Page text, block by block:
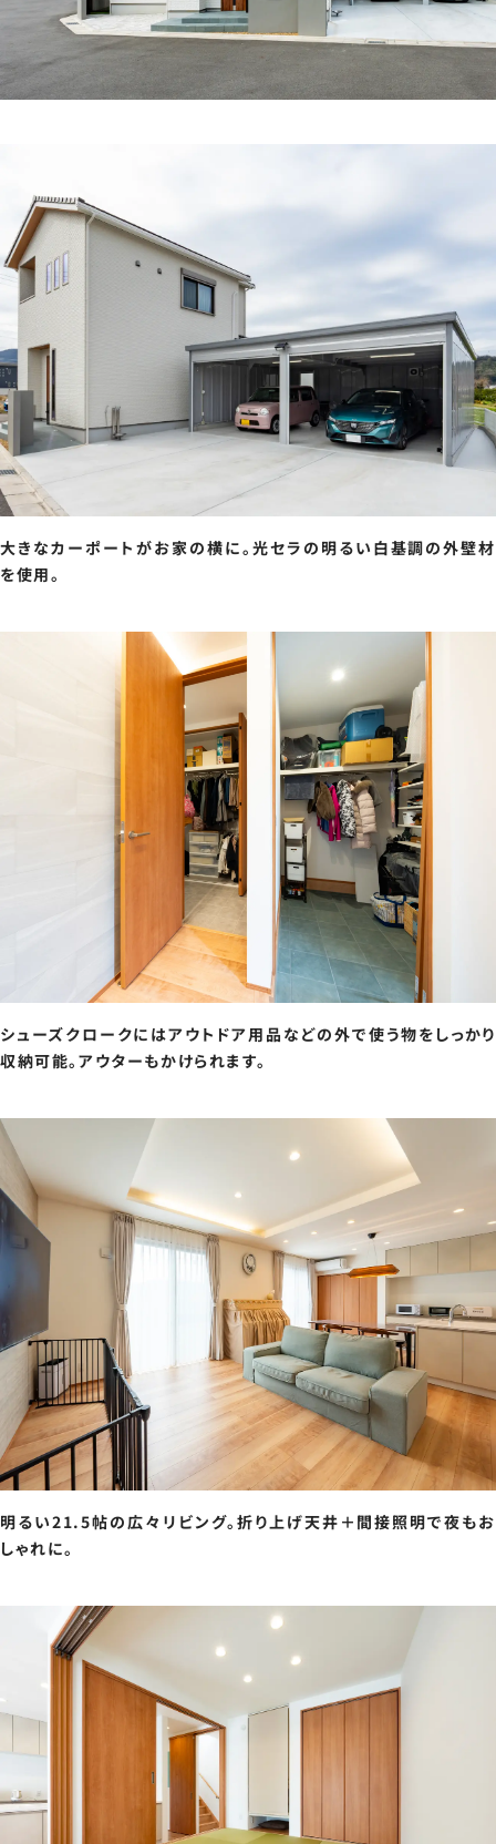
大きなカーポートがお家の横に。光セラの明るい白基調の外壁材
を使用。
シューズクロークにはアウトドア用品などの外で使う物をしっかり
収納可能。アウターもかけられます。
明るい21.5帖の広々リビング。折り上げ天井＋間接照明で夜もお
しゃれに。